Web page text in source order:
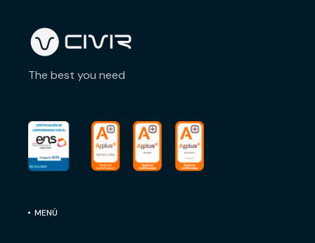
The best you need
MENÚ